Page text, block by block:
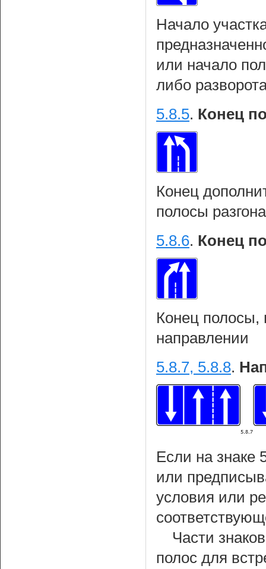
Начало
или начало
либо
5.8.5. Конец
Конец
полосы разгона
5.8.6. Конец
Конец полосы,
направлении
5.8.7, 5.8.8.
Если на знаке
или
условия или
Части
полос для